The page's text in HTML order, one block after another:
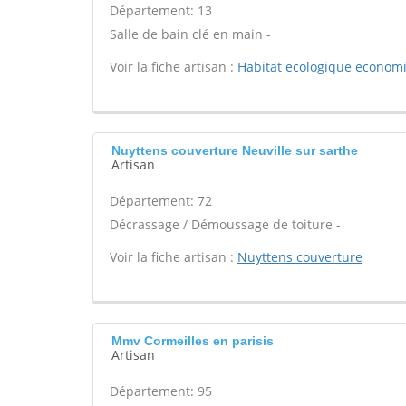
Département: 13
Salle de bain clé en main -
Voir la fiche artisan : Habitat ecologique
Nuyttens couverture Neuville sur sarthe
Artisan
Département: 72
Décrassage / Démoussage de toiture -
Voir la fiche artisan : Nuyttens couverture
Mmv Cormeilles en parisis
Artisan
Département: 95